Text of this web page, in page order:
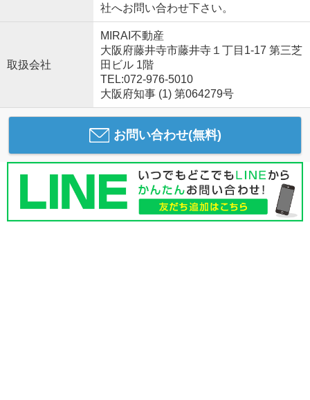
社へお問い合わせ下さい。
取扱会社
MIRAI不動産
大阪府藤井寺市藤井寺１丁目1-17 第三芝
田ビル 1階
TEL:072-976-5010
大阪府知事 (1) 第064279号
お問い合わせ(無料)